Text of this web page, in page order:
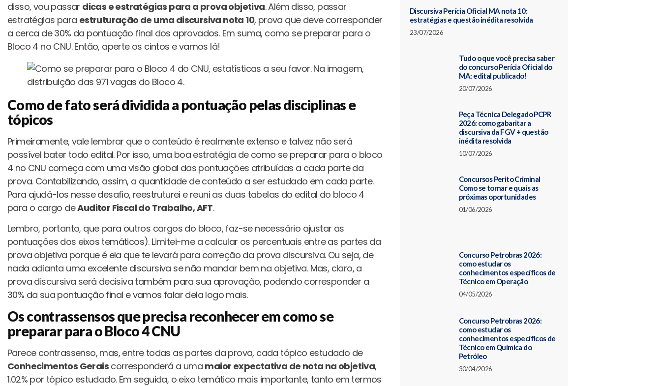
disso, vou passar dicas e estratégias para a prova objetiva. Além disso, passar
estratégias para estruturação de uma discursiva nota 10, prova que deve corresponder
a cerca de 30% da pontuação final dos aprovados. Em suma, como se preparar para o
Bloco 4 no CNU. Então, aperte os cintos e vamos lá!
Como de fato será dividida a pontuação pelas disciplinas e
tópicos
Primeiramente, vale lembrar que o conteúdo é realmente extenso e talvez não será
possível bater todo edital. Por isso, uma boa estratégia de como se preparar para o bloco
4 no CNU começa com uma visão global das pontuações atribuídas a cada parte da
prova. Contabilizando, assim, a quantidade de conteúdo a ser estudado em cada parte.
Para ajudá-los nesse desafio, reestruturei e reuni as duas tabelas do edital do bloco 4
para o cargo deAuditor Fiscal do Trabalho, AFT.
Lembro, portanto, que para outros cargos do bloco, faz-se necessário ajustar as
pontuações dos eixos temáticos). Limitei-me a calcular os percentuais entre as partes da
prova objetiva porque é ela que te levará para correção da prova discursiva. Ou seja, de
nada adianta uma excelente discursiva se não mandar bem na objetiva. Mas, claro, a
prova discursiva será decisiva também para sua aprovação, podendo corresponder a
30% da sua pontuação final e vamos falar dela logo mais.
Os contrassensos que precisa reconhecer em como se
preparar para o Bloco 4 CNU
Parece contrassenso, mas, entre todas as partes da prova, cada tópico estudado de
Conhecimentos Gerais corresponderá a uma maior expectativa de nota na objetiva,
1.02% por tópico estudado. Em seguida, o eixo temático mais importante, tanto em termos
Discursiva Perícia Oficial MA nota 10:
estratégias e questão inédita resolvida
23/07/2026
Tudo o que você precisa saber
do concurso Perícia Oficial do
MA: edital publicado!
20/07/2026
Peça Técnica Delegado PCPR
2026: como gabaritar a
discursiva da FGV + questão
inédita resolvida
10/07/2026
Concursos Perito Criminal
Como se tornar e quais as
próximas oportunidades
01/06/2026
Concurso Petrobras 2026:
como estudar os
conhecimentos específicos de
Técnico em Operação
04/05/2026
Concurso Petrobras 2026:
como estudar os
conhecimentos específicos de
Técnico em Química do
Petróleo
30/04/2026